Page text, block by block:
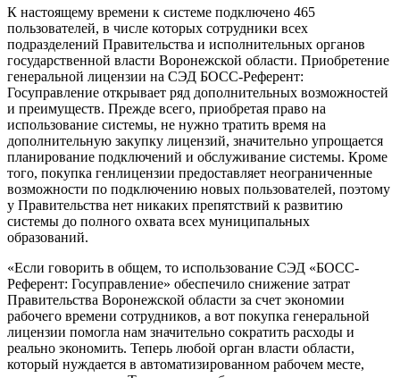
К настоящему времени к системе подключено 465
пользователей, в числе которых сотрудники всех
подразделений Правительства и исполнительных органов
государственной власти Воронежской области. Приобретение
генеральной лицензии на СЭД БОСС-Референт:
Госуправление открывает ряд дополнительных возможностей
и преимуществ. Прежде всего, приобретая право на
использование системы, не нужно тратить время на
дополнительную закупку лицензий, значительно упрощается
планирование подключений и обслуживание системы. Кроме
того, покупка генлицензии предоставляет неограниченные
возможности по подключению новых пользователей, поэтому
у Правительства нет никаких препятствий к развитию
системы до полного охвата всех муниципальных
образований.
«Если говорить в общем, то использование СЭД «БОСС-
Референт: Госуправление» обеспечило снижение затрат
Правительства Воронежской области за счет экономии
рабочего времени сотрудников, а вот покупка генеральной
лицензии помогла нам значительно сократить расходы и
реально экономить. Теперь любой орган власти области,
который нуждается в автоматизированном рабочем месте,